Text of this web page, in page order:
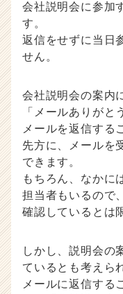
会社説明会に参加
す。
返信をせずに当日
せん。
会社説明会の案内
「メールありが
メールを返信する
先方に、メールを
できます。
もちろん、なかに
担当者もいるので
確認しているとは
しかし、説明会の
ているとも考えら
メールに返信する